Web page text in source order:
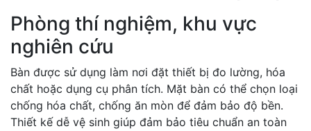
Phòng thí nghiệm, khu vực
nghiên cứu
Bàn được sử dụng làm nơi đặt thiết bị đo lường, hóa
chất hoặc dụng cụ phân tích. Mặt bàn có thể chọn loại
chống hóa chất, chống ăn mòn để đảm bảo độ bền.
Thiết kế dễ vệ sinh giúp đảm bảo tiêu chuẩn an toàn